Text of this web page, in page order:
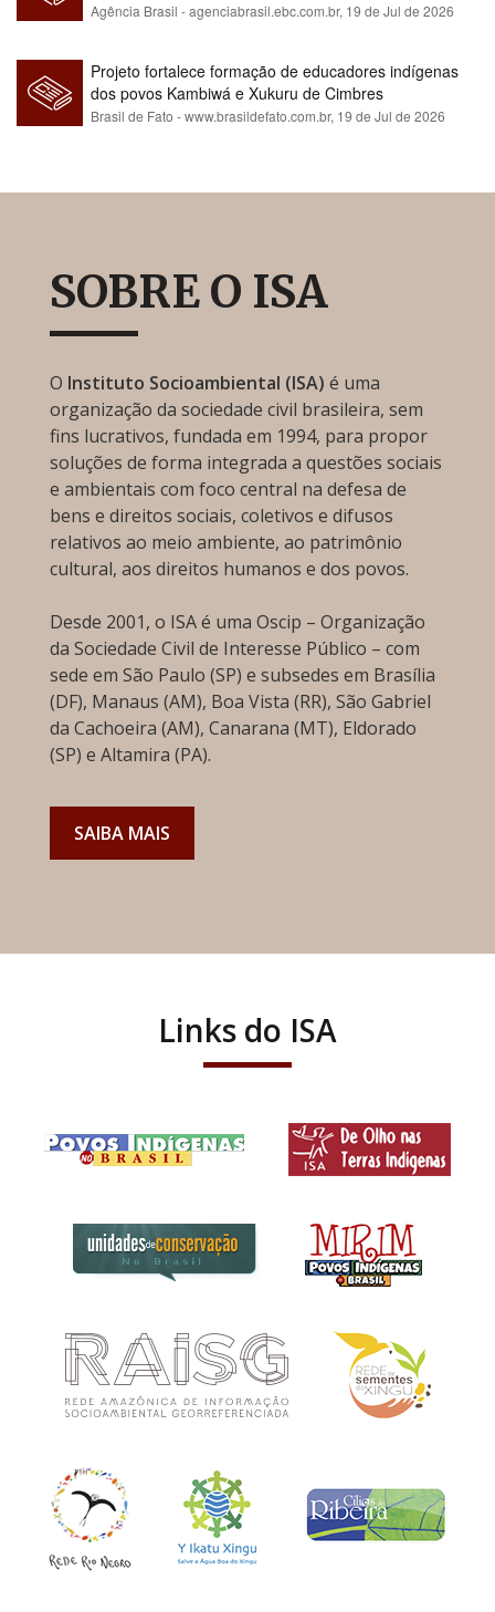
Agência Brasil - agenciabrasil.ebc.com.br, 19 de Jul de 2026
Projeto fortalece formação de educadores indígenas
dos povos Kambiwá e Xukuru de Cimbres
Brasil de Fato - www.brasildefato.com.br, 19 de Jul de 2026
SOBRE O ISA
O Instituto Socioambiental (ISA) é uma
organização da sociedade civil brasileira, sem
fins lucrativos, fundada em 1994, para propor
soluções de forma integrada a questões sociais
e ambientais com foco central na defesa de
bens e direitos sociais, coletivos e difusos
relativos ao meio ambiente, ao patrimônio
cultural, aos direitos humanos e dos povos.
Desde 2001, o ISA é uma Oscip – Organização
da Sociedade Civil de Interesse Público – com
sede em São Paulo (SP) e subsedes em Brasília
(DF), Manaus (AM), Boa Vista (RR), São Gabriel
da Cachoeira (AM), Canarana (MT), Eldorado
(SP) e Altamira (PA).
SAIBA MAIS
Links do ISA